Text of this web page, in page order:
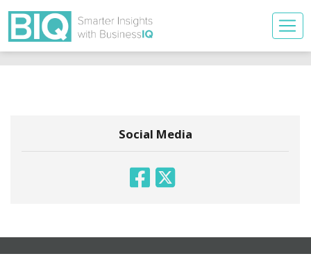
Social Media